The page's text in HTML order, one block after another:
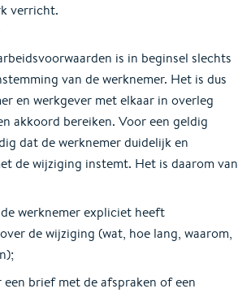
verricht.
is in beginsel slechts
van de werknemer. Het is dus
en werkgever met elkaar in overleg
akkoord bereiken. Voor een geldig
dat de werknemer duidelijk en
de wijziging instemt. Het is daarom van
werknemer expliciet heeft
de wijziging (wat, hoe lang, waarom,
een brief met de afspraken of een